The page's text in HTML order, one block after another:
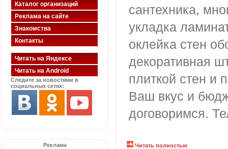
Каталог организаций
Реклама на сайте
Знакомства
Контакты
Читать на Яндексе
Читать на Android
Следите за новостями в
социальных сетях:
Реклама
сантехника,
укладка
оклейка стен
декоративная
плиткой стен и
Ваш вкус и
договоримся.
Читать полностью